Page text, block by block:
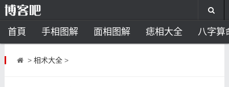
首頁 手相图解 面相图解 痣相大全 八字算
风水开运 助运饰品
> 相术大全>